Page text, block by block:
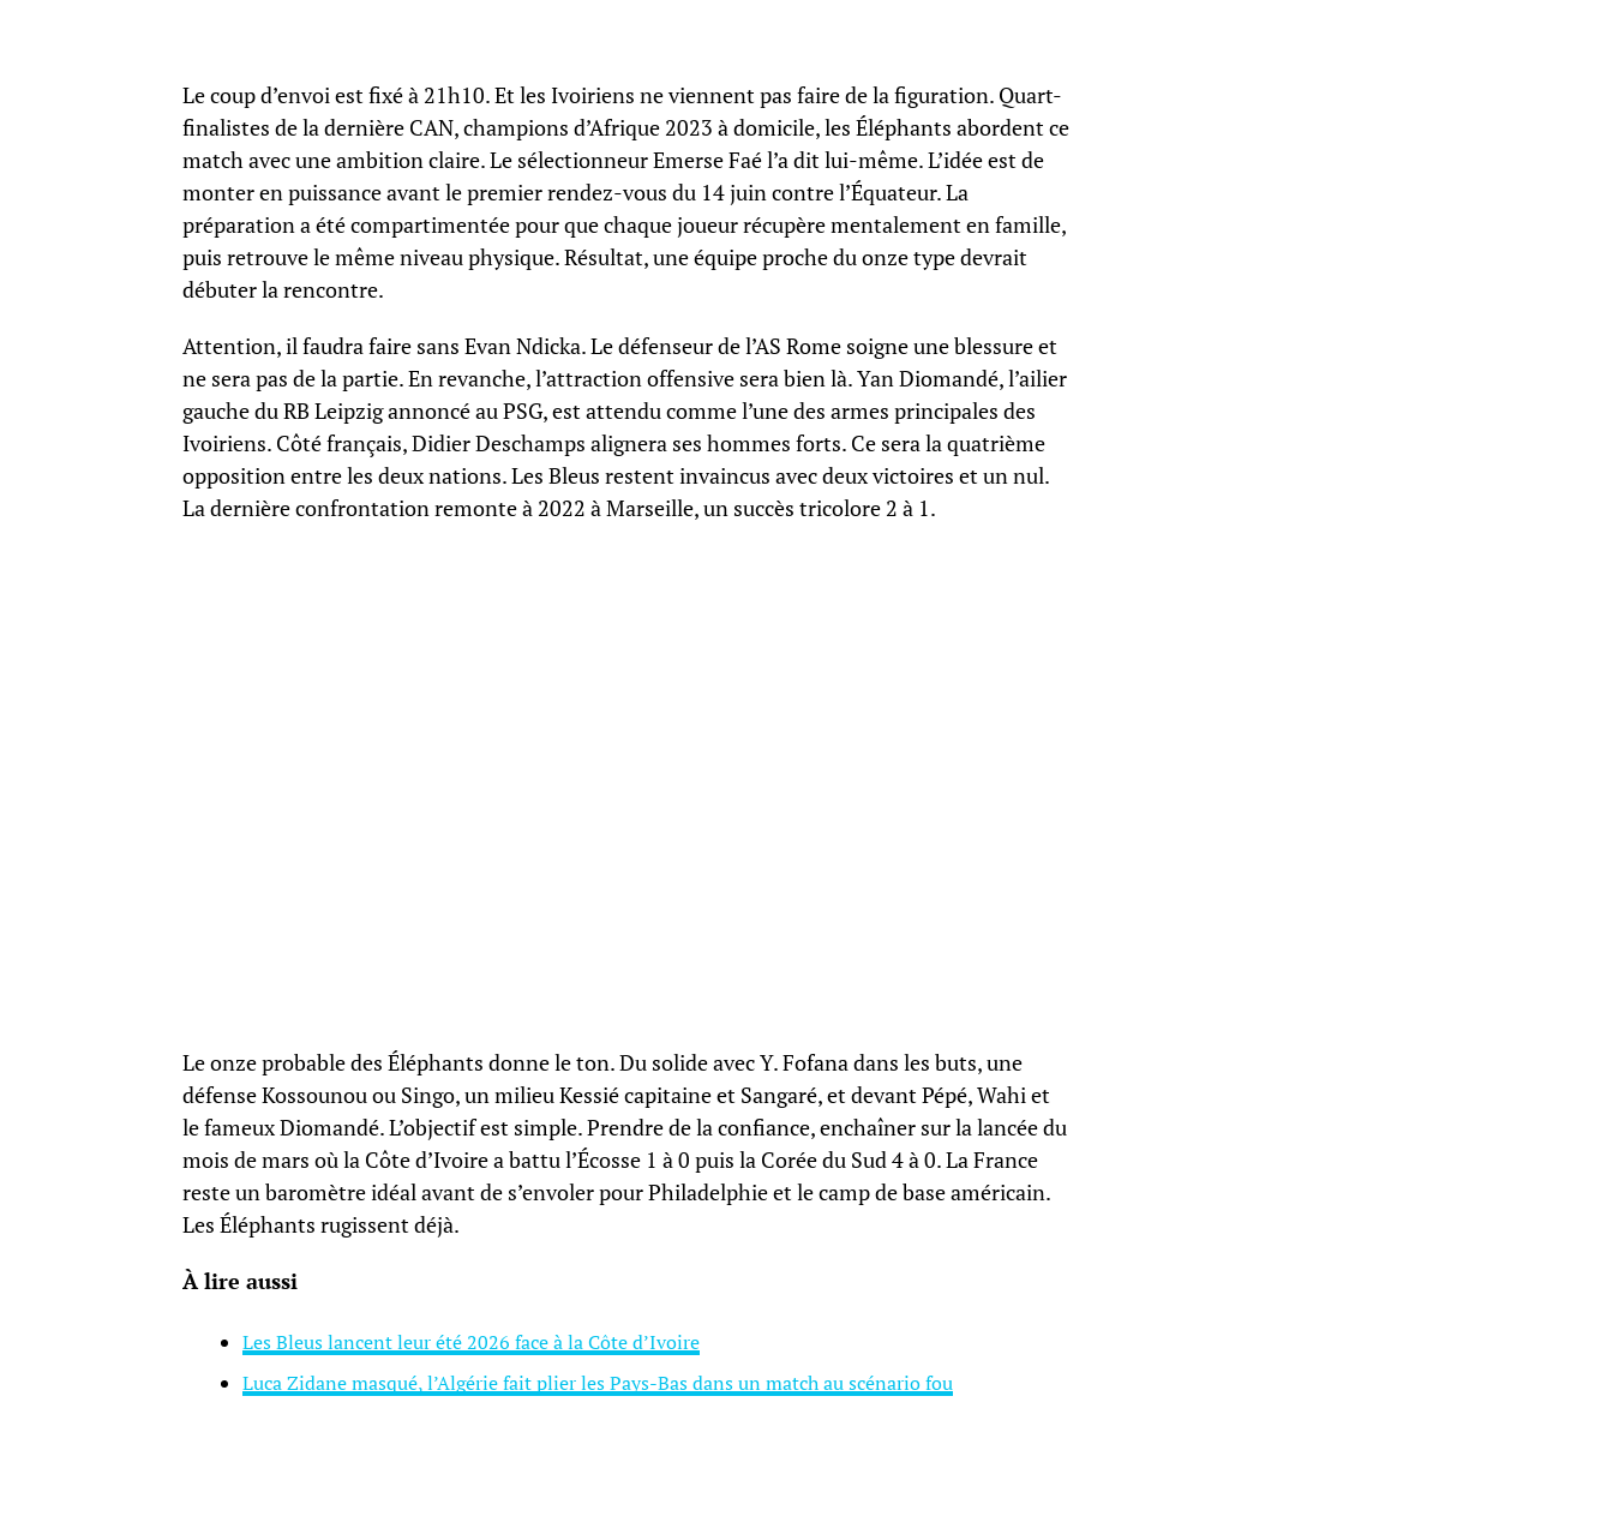
Le coup d’envoi est fixé à 21h10. Et les Ivoiriens ne viennent pas faire de la figuration. Quart-
finalistes de la dernière CAN, champions d’Afrique 2023 à domicile, les Éléphants abordent ce
match avec une ambition claire. Le sélectionneur Emerse Faé l’a dit lui-même. L’idée est de
monter en puissance avant le premier rendez-vous du 14 juin contre l’Équateur. La
préparation a été compartimentée pour que chaque joueur récupère mentalement en famille,
puis retrouve le même niveau physique. Résultat, une équipe proche du onze type devrait
débuter la rencontre.
Attention, il faudra faire sans Evan Ndicka. Le défenseur de l’AS Rome soigne une blessure et
ne sera pas de la partie. En revanche, l’attraction offensive sera bien là. Yan Diomandé, l’ailier
gauche du RB Leipzig annoncé au PSG, est attendu comme l’une des armes principales des
Ivoiriens. Côté français, Didier Deschamps alignera ses hommes forts. Ce sera la quatrième
opposition entre les deux nations. Les Bleus restent invaincus avec deux victoires et un nul.
La dernière confrontation remonte à 2022 à Marseille, un succès tricolore 2 à 1.
Le onze probable des Éléphants donne le ton. Du solide avec Y. Fofana dans les buts, une
défense Kossounou ou Singo, un milieu Kessié capitaine et Sangaré, et devant Pépé, Wahi et
le fameux Diomandé. L’objectif est simple. Prendre de la confiance, enchaîner sur la lancée du
mois de mars où la Côte d’Ivoire a battu l’Écosse 1 à 0 puis la Corée du Sud 4 à 0. La France
reste un baromètre idéal avant de s’envoler pour Philadelphie et le camp de base américain.
Les Éléphants rugissent déjà.
À lire aussi
Les Bleus lancent leur été 2026 face à la Côte d’Ivoire
Luca Zidane masqué, l’Algérie fait plier les Pays-Bas dans un match au scénario fou